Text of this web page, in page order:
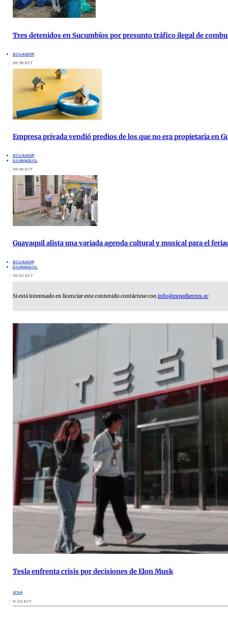
Tres detenidos en Sucumbíos por presunto tráfico ilegal de
ECUADOR
09:56 ECT
Empresa privada vendió predios de los que no era propietaria en
ECUADOR
GUAYAQUIL
09:36 ECT
Guayaquil alista una variada agenda cultural y musical para el
ECUADOR
GUAYAQUIL
09:32 ECT
Si está interesado en licenciar este contenido contáctese coninfo@expedientes.ec
Tesla enfrenta crisis por decisiones de Elon Musk
USA
11:20 ECT